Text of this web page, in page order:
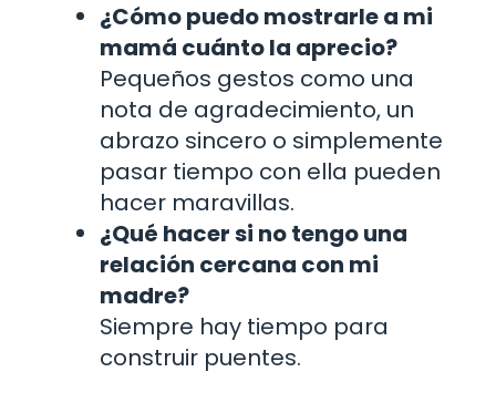
¿Cómo puedo mostrarle a mi
mamá cuánto la aprecio?
Pequeños gestos como una
nota de agradecimiento, un
abrazo sincero o simplemente
pasar tiempo con ella pueden
hacer maravillas.
¿Qué hacer si no tengo una
relación cercana con mi
madre?
Siempre hay tiempo para
construir puentes.